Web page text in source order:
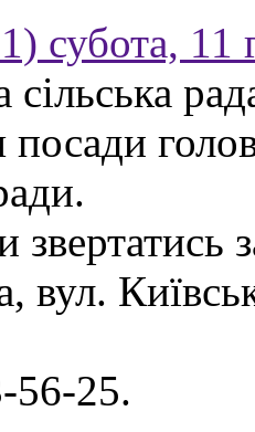
субота, 11
сільська
посади
вул.
56-25.